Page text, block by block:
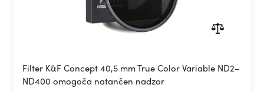
Filter K&F Concept 40,5 mm True Color Variable ND2–
ND400 omogoča natančen nadzor